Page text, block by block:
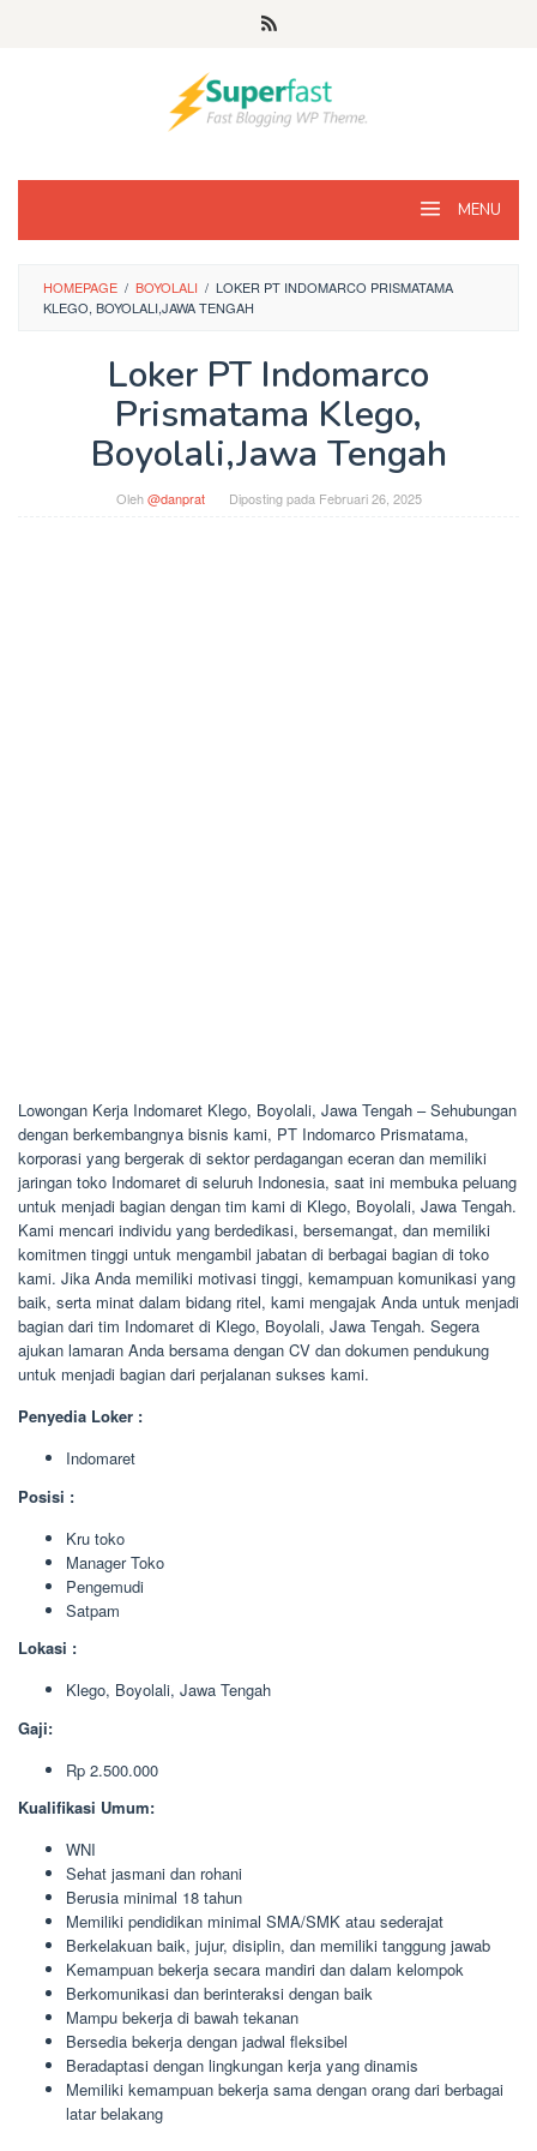
MENU
HOMEPAGE / BOYOLALI / LOKER PT INDOMARCO PRISMATAMA
KLEGO, BOYOLALI,JAWA TENGAH
Loker PT Indomarco
Prismatama Klego,
Boyolali,Jawa Tengah
Oleh@danprat Diposting pada Februari 26, 2025
Lowongan Kerja Indomaret Klego, Boyolali, Jawa Tengah – Sehubungan
dengan berkembangnya bisnis kami, PT Indomarco Prismatama,
korporasi yang bergerak di sektor perdagangan eceran dan memiliki
jaringan toko Indomaret di seluruh Indonesia, saat ini membuka peluang
untuk menjadi bagian dengan tim kami di Klego, Boyolali, Jawa Tengah.
Kami mencari individu yang berdedikasi, bersemangat, dan memiliki
komitmen tinggi untuk mengambil jabatan di berbagai bagian di toko
kami. Jika Anda memiliki motivasi tinggi, kemampuan komunikasi yang
baik, serta minat dalam bidang ritel, kami mengajak Anda untuk menjadi
bagian dari tim Indomaret di Klego, Boyolali, Jawa Tengah. Segera
ajukan lamaran Anda bersama dengan CV dan dokumen pendukung
untuk menjadi bagian dari perjalanan sukses kami.
Penyedia Loker :
Indomaret
Posisi :
Kru toko
Manager Toko
Pengemudi
Satpam
Lokasi :
Klego, Boyolali, Jawa Tengah
Gaji:
Rp 2.500.000
Kualifikasi Umum:
WNI
Sehat jasmani dan rohani
Berusia minimal 18 tahun
Memiliki pendidikan minimal SMA/SMK atau sederajat
Berkelakuan baik, jujur, disiplin, dan memiliki tanggung jawab
Kemampuan bekerja secara mandiri dan dalam kelompok
Berkomunikasi dan berinteraksi dengan baik
Mampu bekerja di bawah tekanan
Bersedia bekerja dengan jadwal fleksibel
Beradaptasi dengan lingkungan kerja yang dinamis
Memiliki kemampuan bekerja sama dengan orang dari berbagai
latar belakang